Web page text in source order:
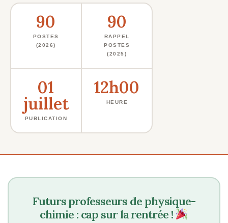
90
POSTES
(2026)
90
RAPPEL
POSTES
(2025)
01
juillet
PUBLICATION
12h00
HEURE
Futurs professeurs de physique-
chimie : cap sur la rentrée !